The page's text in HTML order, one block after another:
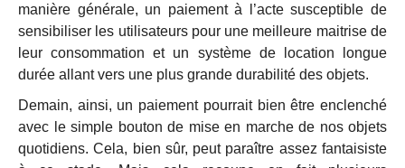
manière générale, un paiement à l’acte susceptible de
sensibiliser les utilisateurs pour une meilleure maitrise de
leur consommation et un système de location longue
durée allant vers une plus grande durabilité des objets.
Demain, ainsi, un paiement pourrait bien être enclenché
avec le simple bouton de mise en marche de nos objets
quotidiens. Cela, bien sûr, peut paraître assez fantaisiste